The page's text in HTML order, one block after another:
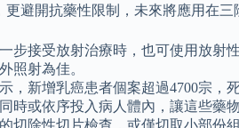
避開抗藥性限制，未來將應用在
步接受放射治療時，也可使用放射
照射為佳。
，新增乳癌患者個案超過4700宗，
時或依序投入病人體內，讓這些藥
切除性切片檢查，或僅切取小部份